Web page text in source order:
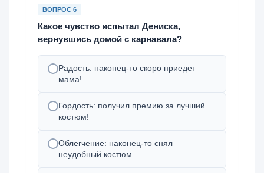
ВОПРОС 6
Какое чувство испытал Дениска,
вернувшись домой с карнавала?
Радость: наконец-то скоро приедет
мама!
Гордость: получил премию за лучший
костюм!
Облегчение: наконец-то снял
неудобный костюм.